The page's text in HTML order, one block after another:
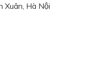
Xuân, Hà Nội